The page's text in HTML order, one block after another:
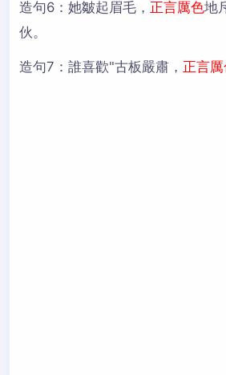
造句6： 她皺起眉毛， 正言厲色地
伙。
造句7： 誰喜歡"古板嚴肅， 正言